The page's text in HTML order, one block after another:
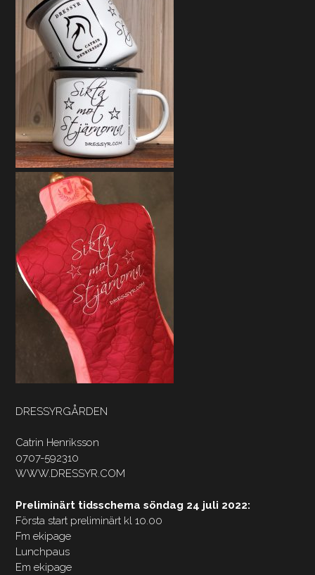
DRESSYRGÅRDEN
Catrin Henriksson
0707-592310
WWW.DRESSYR.COM
Preliminärt tidsschema söndag 24 juli 2022:
Första start preliminärt kl 10.00
Fm ekipage
Lunchpaus
Em ekipage